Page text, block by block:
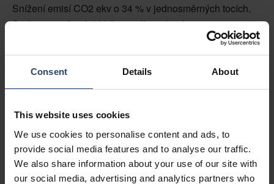
Consent Details About
This website uses cookies
We use cookies to personalise content and ads, to
provide social media features and to analyse our traffic.
We also share information about your use of our site with
our social media, advertising and analytics partners who
Snížení emisí CO2 ekv o 34 % v jednosměrných tocích.
Snižuje množství skládkovaného odpadu o 49 % v
jednosměrných tocích* díky papírovým recyklovatelným
paletovým ohrádkám.
Prozkoumejte výhody udržitelnosti
Nižší náklady na dopravu
O 40 % lehčí než dřevěné paletové ohrádky. Nižší
hmotnost snižuje přepravní náklady, zejména při letecké